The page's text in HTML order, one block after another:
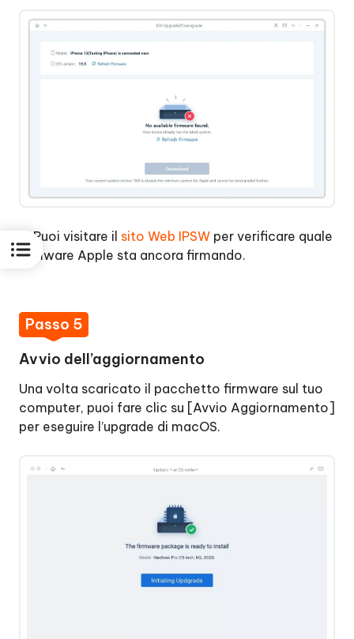
2. Puoi visitare il sito Web IPSW per verificare quale
firmware Apple sta ancora firmando.
Passo 5
Avvio dell’aggiornamento
Una volta scaricato il pacchetto firmware sul tuo
computer, puoi fare clic su [Avvio Aggiornamento]
per eseguire l’upgrade di macOS.